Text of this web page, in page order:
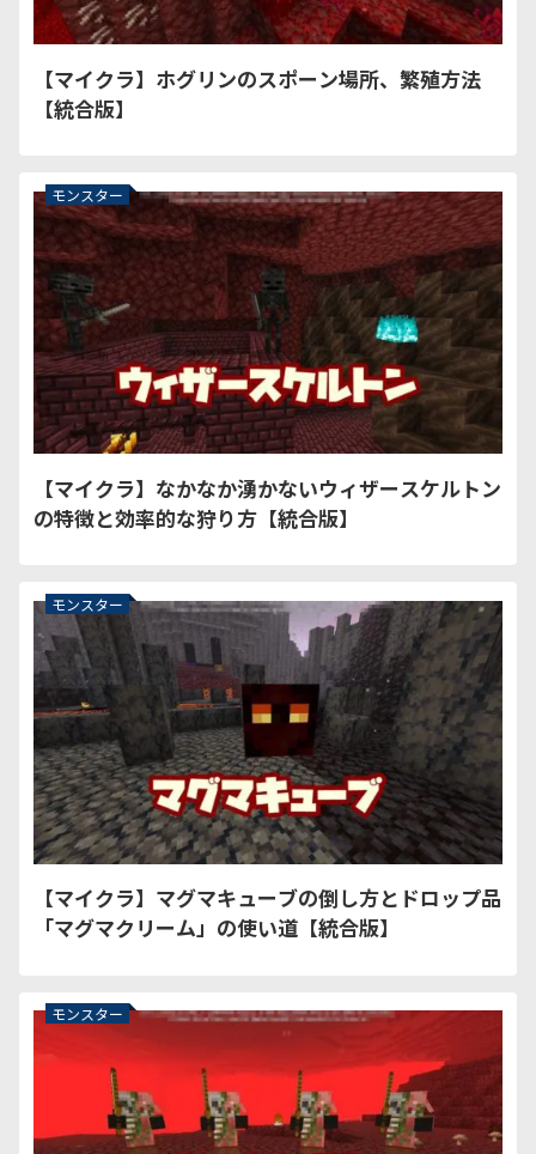
【マイクラ】ホグリンのスポーン場所、繁殖方法
【統合版】
モンスター
【マイクラ】なかなか湧かないウィザースケルトン
の特徴と効率的な狩り方【統合版】
モンスター
【マイクラ】マグマキューブの倒し方とドロップ品
「マグマクリーム」の使い道【統合版】
モンスター